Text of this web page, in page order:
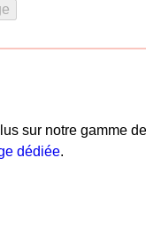
sur notre gamme
dédiée.